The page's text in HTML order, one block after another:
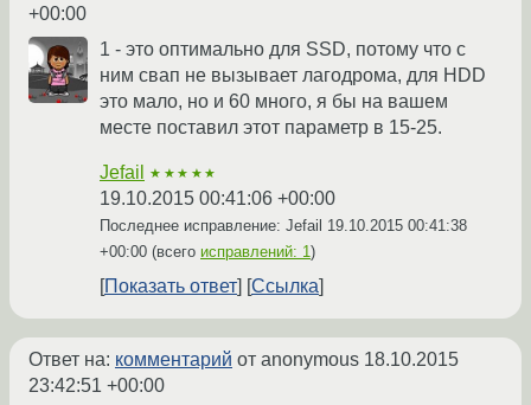
+00:00
1 - это оптимально для SSD, потому что с
ним свап не вызывает лагодрома, для HDD
это мало, но и 60 много, я бы на вашем
месте поставил этот параметр в 15-25.
Jefail ★★★★★
19.10.2015 00:41:06 +00:00
Последнее исправление: Jefail 19.10.2015 00:41:38
+00:00 (всего исправлений: 1)
Показать ответ Ссылка
Ответ на: комментарий от anonymous 18.10.2015
23:42:51 +00:00